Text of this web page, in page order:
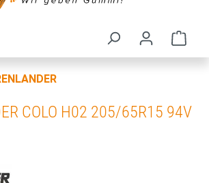
COLO H02 205/65R15 94V